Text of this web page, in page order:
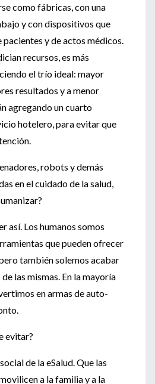
como fábricas, con una
y con dispositivos que
y de actos médicos.
recursos, es más
el trío ideal: mayor
resultados y a menor
agregando un cuarto
hotelero, para evitar que
robots y demás
en el cuidado de la salud,
así. Los humanos somos
que pueden ofrecer
también solemos acabar
las mismas. En la mayoría
en armas de auto-
evitar?
de la eSalud. Que las
a la familia y a la